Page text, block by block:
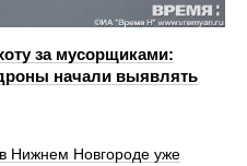
за мусорщиками:
начали выявлять
Нижнем Новгороде уже